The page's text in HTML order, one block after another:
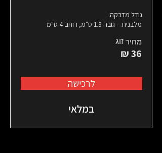
גודל מדבקה:
מלבנית – גובה 1.3 ס"מ, רוחב 4 ס"מ
זוג מחיר
36 ₪
לרכישה
במלאי